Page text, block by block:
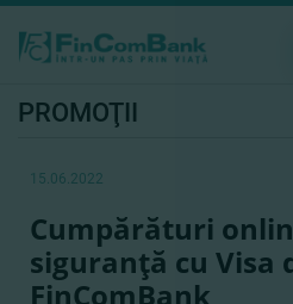
PROMOŢII
15.06.2022
Cumpărături
siguranţă cu Visa
FinComBank